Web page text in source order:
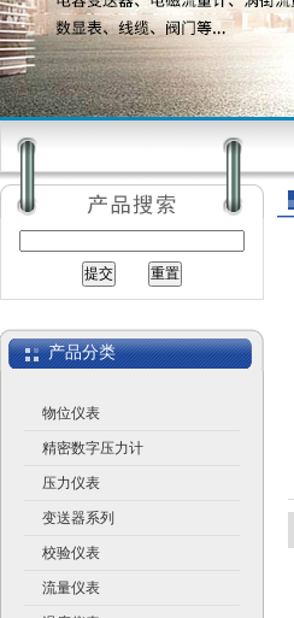
产品分类
物位仪表
精密数字压力计
压力仪表
变送器系列
校验仪表
流量仪表